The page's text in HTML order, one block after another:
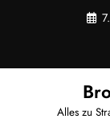
Alles zu